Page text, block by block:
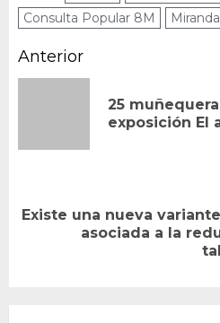
Consulta Popular 8M
Miranda
Navegación
entradas
Anterior
25
exposición El
Siguiente
Existe una nueva
asociada a la